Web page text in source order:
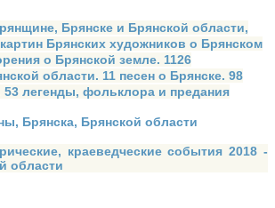
Брянске и Брянской области,
Брянских художников о Брянском
о Брянской земле. 1126
области. 11 песен о Брянске. 98
легенды, фольклора и предания
Брянска, Брянской области
краеведческие события 2018 -
области